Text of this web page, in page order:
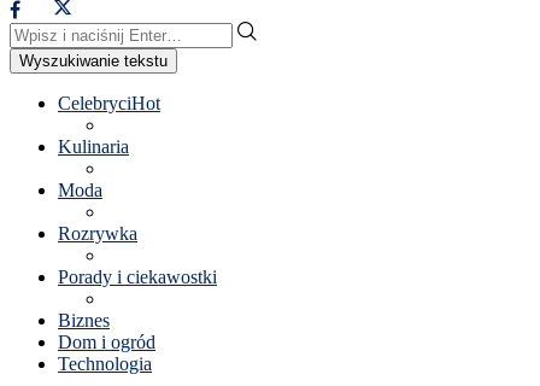
Wyszukiwanie tekstu
CelebryciHot
Kulinaria
Moda
Rozrywka
Porady i ciekawostki
Biznes
Dom i ogród
Technologia